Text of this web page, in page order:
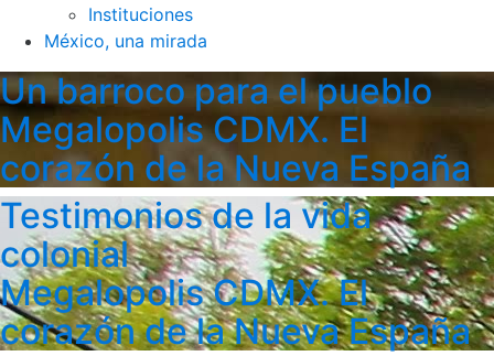
Instituciones
México, una mirada
Un barroco para el pueblo
Megalopolis CDMX. El
corazón de la Nueva España
Testimonios de la vida
colonial
Megalopolis CDMX. El
corazón de la Nueva España